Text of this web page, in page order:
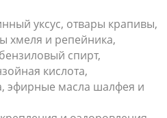
уксус, отвары крапивы,
хмеля и репейника,
спирт,
кислота,
эфирные масла шалфея и